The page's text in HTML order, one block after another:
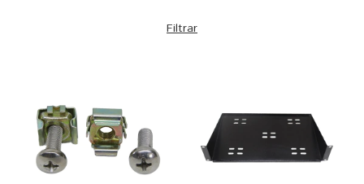
Filtrar